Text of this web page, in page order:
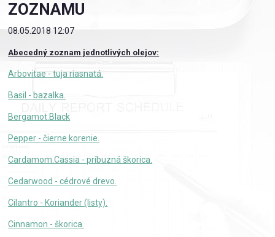
ZOZNAMU
08.05.2018 12:07
Abecedný zoznam jednotlivých olejov:
Arbovitae - tuja riasnatá.
Basil - bazalka.
Bergamot. Black
Pepper - čierne korenie.
Cardamom.Cassia - príbuzná škorica.
Cedarwood - cédrové drevo.
Cilantro - Koriander (listy).
Cinnamon - škorica.